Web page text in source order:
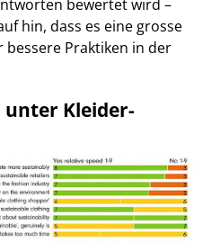
bewertet wird –
hin, dass es eine grosse
Praktiken in der
unter Kleider-